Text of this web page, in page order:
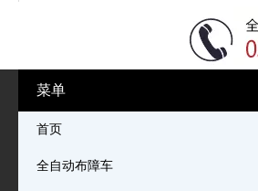
菜单
首页
全自动布障车